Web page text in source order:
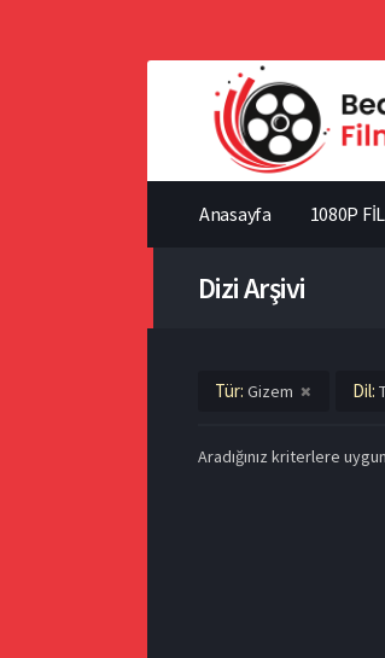
Anasayfa 1080P
Dizi Arşivi
Tür: Gizem Dil:
Aradığınız kriterlere